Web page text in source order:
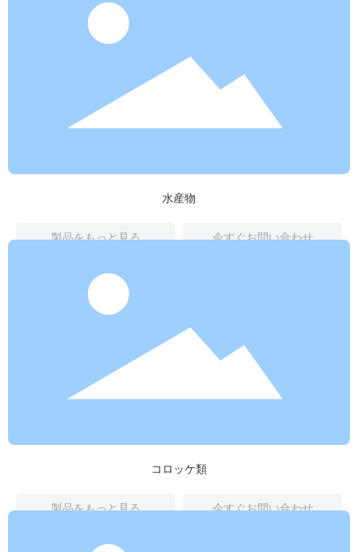
水産物
製品をもっと見る 今すぐお問い合わせ
コロッケ類
製品をもっと見る 今すぐお問い合わせ